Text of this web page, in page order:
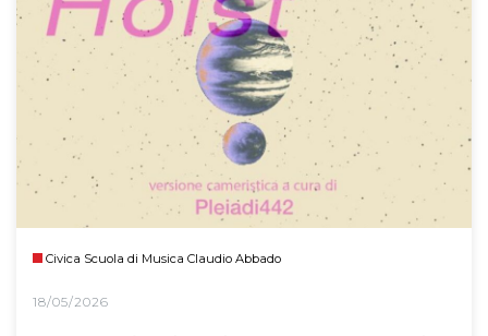
Civica Scuola di Musica Claudio Abbado
18/05/2026